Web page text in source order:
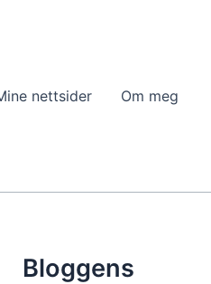
nettsider Om meg
Bloggens